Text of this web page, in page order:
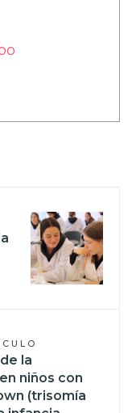
la
niños con
(trisomía